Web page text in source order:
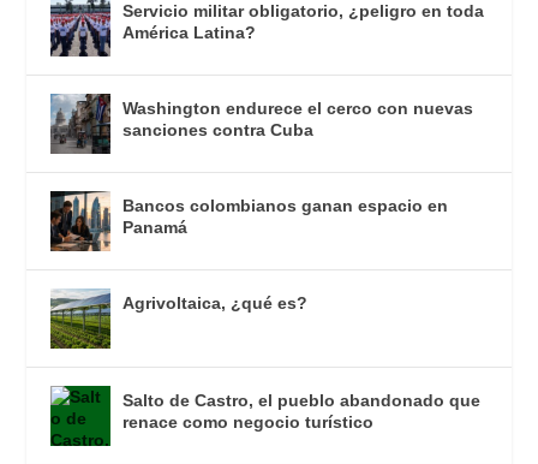
Servicio militar obligatorio, ¿peligro en toda
América Latina?
Washington endurece el cerco con nuevas
sanciones contra Cuba
Bancos colombianos ganan espacio en
Panamá
Agrivoltaica, ¿qué es?
Salto de Castro, el pueblo abandonado que
renace como negocio turístico